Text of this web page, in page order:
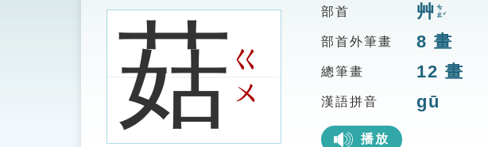
圖
圖
菇ㄍ
ㄨ
部首 艸ㄘㄠˇ
部首外筆畫 8 畫
總筆畫 12 畫
漢語拼音 gū
播放